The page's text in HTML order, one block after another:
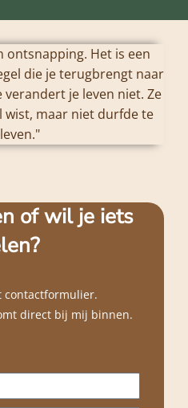
ontsnapping. Het is een
die je terugbrengt naar
verandert je leven niet. Ze
wist, maar niet durfde te
leven."
of wil je iets
contactformulier.
direct bij mij binnen.